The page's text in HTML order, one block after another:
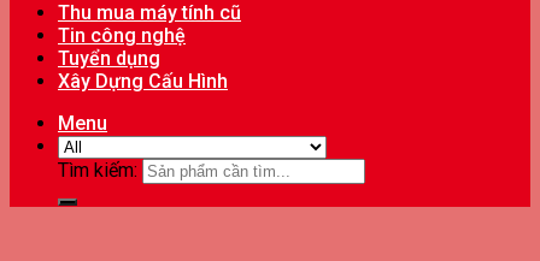
Thu mua máy tính cũ
Tin công nghệ
Tuyển dụng
Xây Dựng Cấu Hình
Menu
Tìm kiếm: